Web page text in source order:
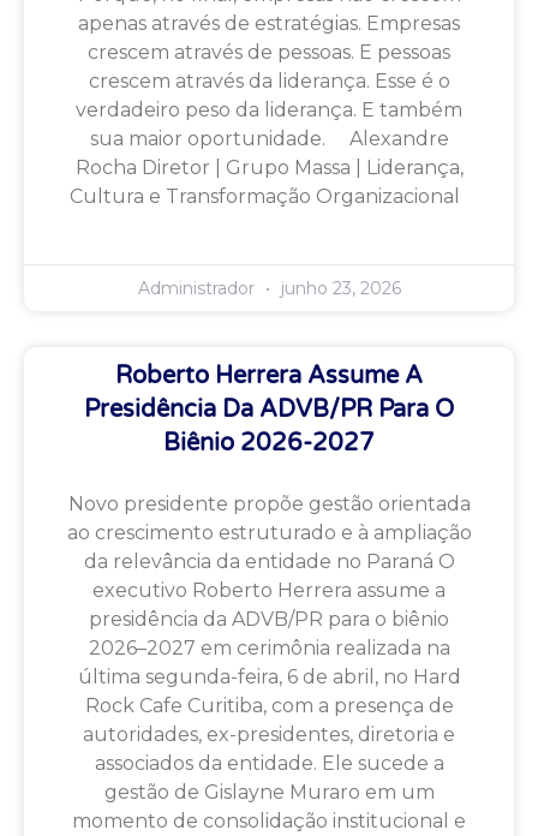
apenas através de estratégias. Empresas
crescem através de pessoas. E pessoas
crescem através da liderança. Esse é o
verdadeiro peso da liderança. E também
sua maior oportunidade. Alexandre
Rocha Diretor | Grupo Massa | Liderança,
Cultura e Transformação Organizacional
Administrador junho 23, 2026
Roberto Herrera Assume A
Presidência Da ADVB/PR Para O
Biênio 2026-2027
Novo presidente propõe gestão orientada
ao crescimento estruturado e à ampliação
da relevância da entidade no Paraná O
executivo Roberto Herrera assume a
presidência da ADVB/PR para o biênio
2026–2027 em cerimônia realizada na
última segunda-feira, 6 de abril, no Hard
Rock Cafe Curitiba, com a presença de
autoridades, ex-presidentes, diretoria e
associados da entidade. Ele sucede a
gestão de Gislayne Muraro em um
momento de consolidação institucional e